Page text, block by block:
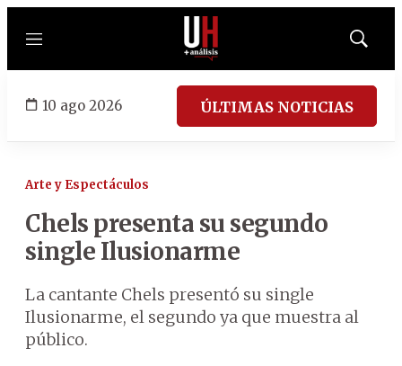
Menú
Mostrar
10 ago 2026 ÚLTIMAS NOTICIAS
Arte y Espectáculos
Chels presenta su segundo
single Ilusionarme
La cantante Chels presentó su single
Ilusionarme, el segundo ya que muestra al
público.